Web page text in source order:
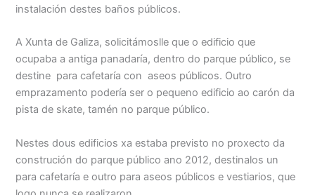
instalación destes baños públicos.
A Xunta de Galiza, solicitámoslle que o edificio que
ocupaba a antiga panadaría, dentro do parque público, se
destine para cafetaría con aseos públicos. Outro
emprazamento podería ser o pequeno edificio ao carón da
pista de skate, tamén no parque público.
Nestes dous edificios xa estaba previsto no proxecto da
construción do parque público ano 2012, destinalos un
para cafetaría e outro para aseos públicos e vestiarios, que